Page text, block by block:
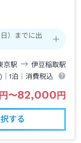
）までに出
京駅 伊豆稲取駅
｜1泊 ｜消費税込
円 〜82,000 円
する